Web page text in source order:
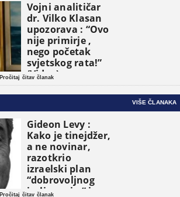
Vojni analitičar
dr. Vilko Klasan
upozorava : “Ovo
nije primirje ,
nego početak
svjetskog rata!”
(Video)
Pročitaj čitav članak
VIŠE ČLANAKA
Gideon Levy :
Kako je tinejdžer,
a ne novinar,
razotkrio
izraelski plan
“dobrovoljnog
iseljavanja ” iz
Pročitaj čitav članak